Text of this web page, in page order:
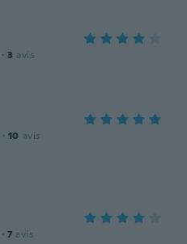
· 3 avis
· 10 avis
· 7 avis